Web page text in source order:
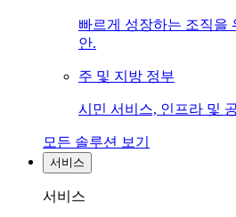
빠르게 성장하는 조직을
안.
주 및 지방 정부
시민 서비스, 인프라 및
모든 솔루션 보기
서비스
서비스